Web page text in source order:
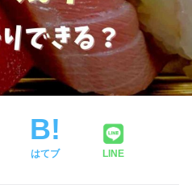
はてブ LINE